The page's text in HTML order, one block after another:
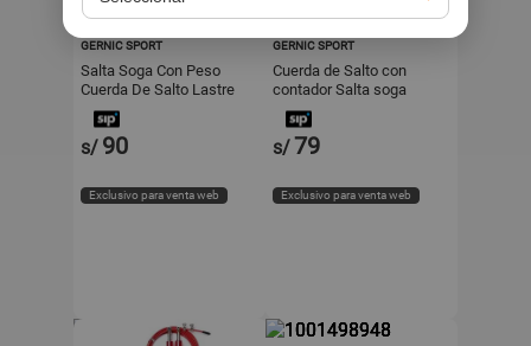
GERNIC SPORT
Salta Soga Con Peso
Cuerda De Salto Lastre
s/ 90
Exclusivo para venta web
GERNIC SPORT
Cuerda de Salto con
contador Salta soga
Black
s/79
Exclusivo para venta web